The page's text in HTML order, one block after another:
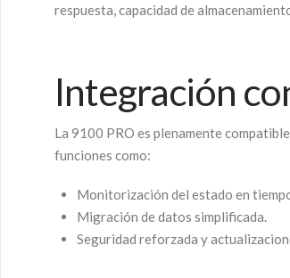
respuesta, capacidad de
Integración
La 9100 PRO es plenamente
funciones como:
Monitorización del estado en
Migración de datos simplificada.
Seguridad reforzada y